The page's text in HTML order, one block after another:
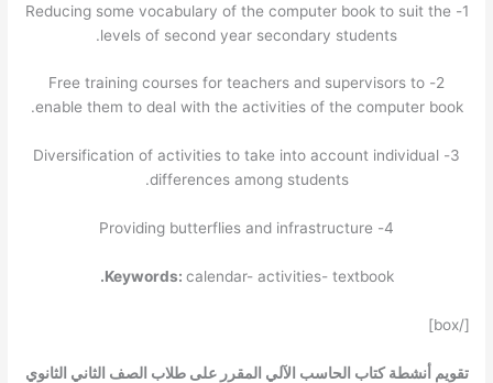
1- Reducing some vocabulary of the computer book to suit the
levels of second year secondary students.
2- Free training courses for teachers and supervisors to
enable them to deal with the activities of the computer book.
3- Diversification of activities to take into account individual
differences among students.
4- Providing butterflies and infrastructure
Keywords: calendar- activities- textbook
.
[/box]
تقويم أنشطة كتاب الحاسب الآلي المقرر على طلاب الصف الثاني الثانوي